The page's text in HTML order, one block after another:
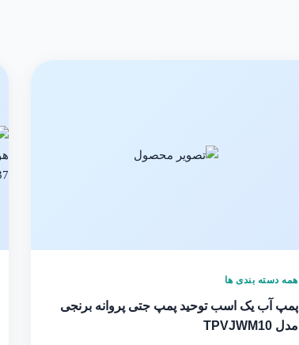
همه دسته بندی ها
پمپ آب یک اسب توحید پمپ جتی پروانه برنجی
مدل TPVJWM10